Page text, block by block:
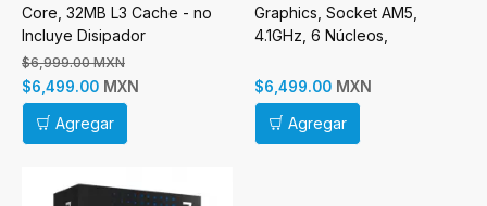
Core, 32MB L3 Cache - no
Incluye Disipador
$6,999.00 MXN
$6,499.00 MXN
Agregar
Graphics, Socket AM5,
4.1GHz, 6 Núcleos,
Disipador
$6,499.00 MXN
Agregar